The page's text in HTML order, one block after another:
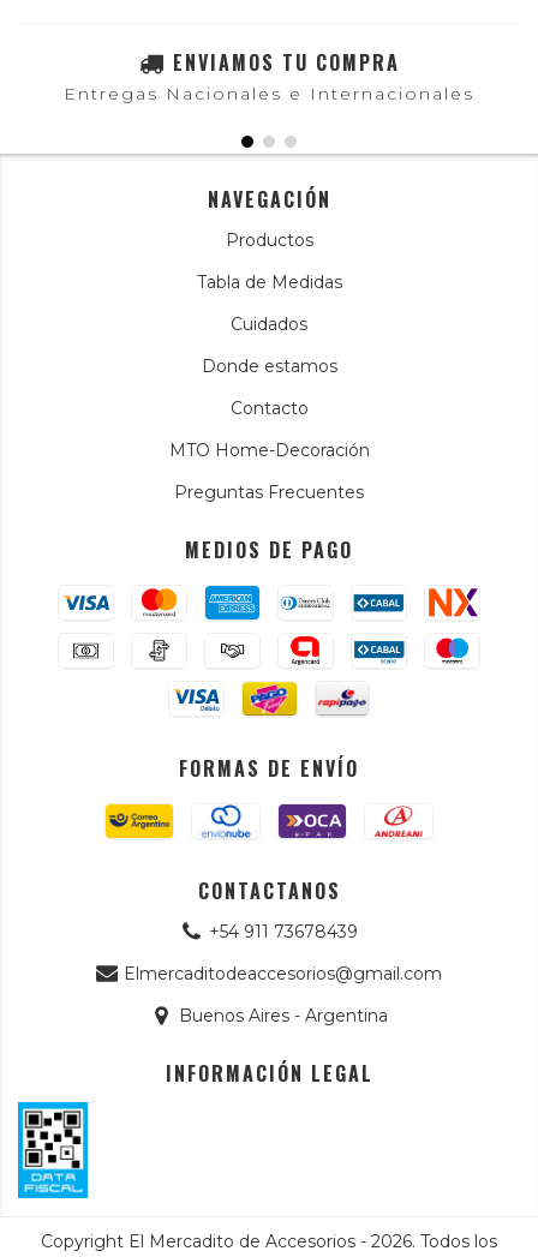
ENVIAMOS TU COMPRA
Entregas Nacionales e Internacionales
NAVEGACIÓN
Productos
Tabla de Medidas
Cuidados
Donde estamos
Contacto
MTO Home-Decoración
Preguntas Frecuentes
MEDIOS DE PAGO
FORMAS DE ENVÍO
CONTACTANOS
+54 911 73678439
Elmercaditodeaccesorios@gmail.com
Buenos Aires - Argentina
INFORMACIÓN LEGAL
Copyright El Mercadito de Accesorios - 2026. Todos los